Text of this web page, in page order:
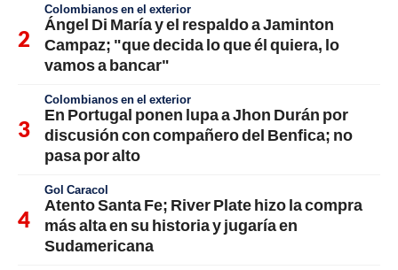
Colombianos en el exterior
Ángel Di María y el respaldo a Jaminton
Campaz; "que decida lo que él quiera, lo
vamos a bancar"
Colombianos en el exterior
En Portugal ponen lupa a Jhon Durán por
discusión con compañero del Benfica; no
pasa por alto
Gol Caracol
Atento Santa Fe; River Plate hizo la compra
más alta en su historia y jugaría en
Sudamericana